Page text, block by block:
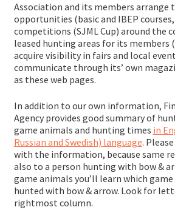
Forum
Linkit
Jäsenyys
Palaute
SV
Association and its members arrange
opportunities (basic and IBEP
competitions (SJML Cup) around the
leased hunting areas for its members
acquire visibility in fairs and local
communicate through its’ own
as these web pages.
In addition to our own information,
Agency provides good summary of
game animals and hunting times in
Russian and Swedish) language.
with the information, because same
also to a person hunting with bow &
game animals you’ll learn which game
hunted with bow & arrow. Look for
rightmost column.